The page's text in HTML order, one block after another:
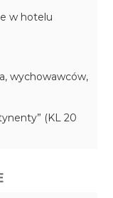
w hotelu
wychowawców,
(KL 20